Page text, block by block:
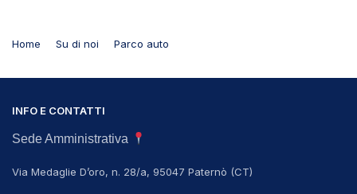
Home Su di noi Parco auto
INFO E CONTATTI
Sede Amministrativa
Via Medaglie D’oro, n. 28/a, 95047 Paternò (CT)